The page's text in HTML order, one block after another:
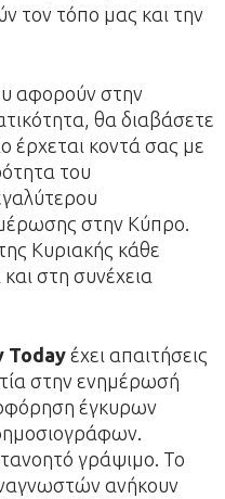
τον τόπο μας και την
αφορούν στην
θα διαβάσετε
έρχεται κοντά σας με
του
στην Κύπρο.
Κυριακής κάθε
στη συνέχεια
Today έχει απαιτήσεις
στην ενημέρωσή
έγκυρων
γράψιμο. Το
ανήκουν